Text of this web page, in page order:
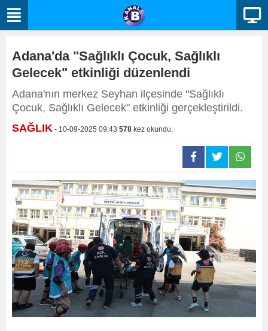
Adana'da "Sağlıklı Çocuk, Sağlıklı
Gelecek" etkinliği düzenlendi
Adana'nın merkez Seyhan ilçesinde "Sağlıklı
Çocuk, Sağlıklı Gelecek" etkinliği gerçekleştirildi.
SAĞLIK - 10-09-2025 09:43 578 kez okundu.